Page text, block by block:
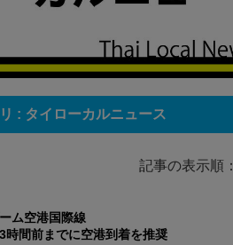
: タイローカルニュース
記事の表示順：
ム空港国際線
時間前までに空港到着を推奨